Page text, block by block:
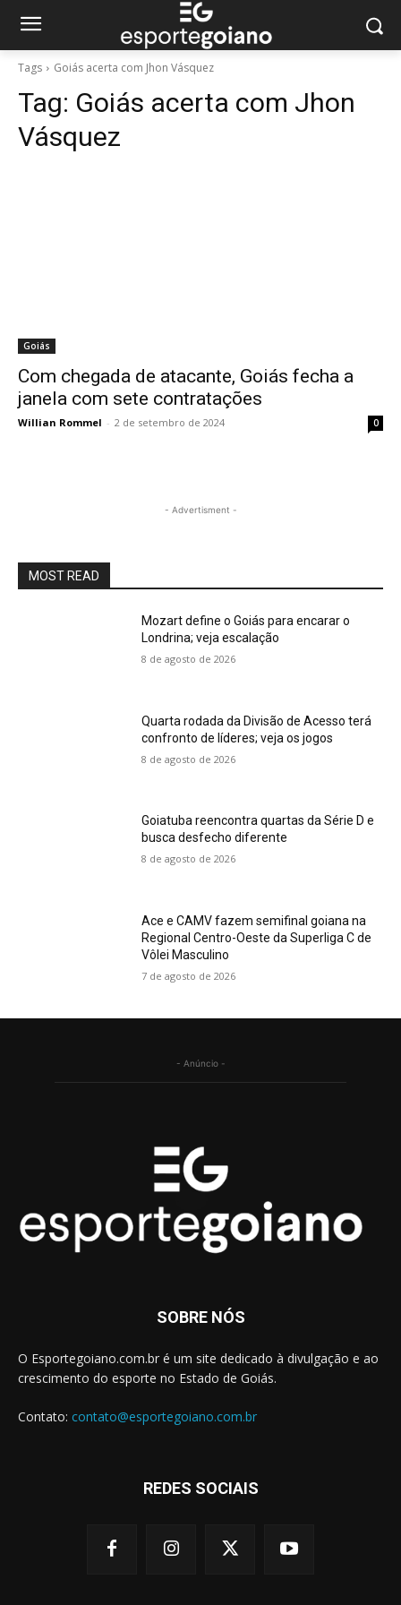
Tags Goiás acerta com Jhon Vásquez
Tag: Goiás acerta com Jhon
Vásquez
Goiás
Com chegada de atacante, Goiás fecha a
janela com sete contratações
Willian Rommel - 2 de setembro de 2024 0
- Advertisment -
MOST READ
Mozart define o Goiás para encarar o
Londrina; veja escalação
8 de agosto de 2026
Quarta rodada da Divisão de Acesso terá
confronto de líderes; veja os jogos
8 de agosto de 2026
Goiatuba reencontra quartas da Série D e
busca desfecho diferente
8 de agosto de 2026
Ace e CAMV fazem semifinal goiana na
Regional Centro-Oeste da Superliga C de
Vôlei Masculino
7 de agosto de 2026
- Anúncio -
SOBRE NÓS
O Esportegoiano.com.br é um site dedicado à divulgação e ao
crescimento do esporte no Estado de Goiás.
Contato: contato@esportegoiano.com.br
REDES SOCIAIS